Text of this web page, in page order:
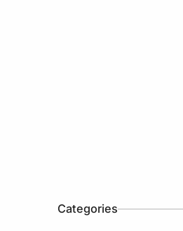
Categories